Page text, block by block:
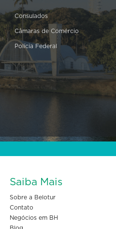
Consulados
Câmaras de Comércio
Polícia Federal
Saiba Mais
Sobre a Belotur
Contato
Negócios em BH
Blog